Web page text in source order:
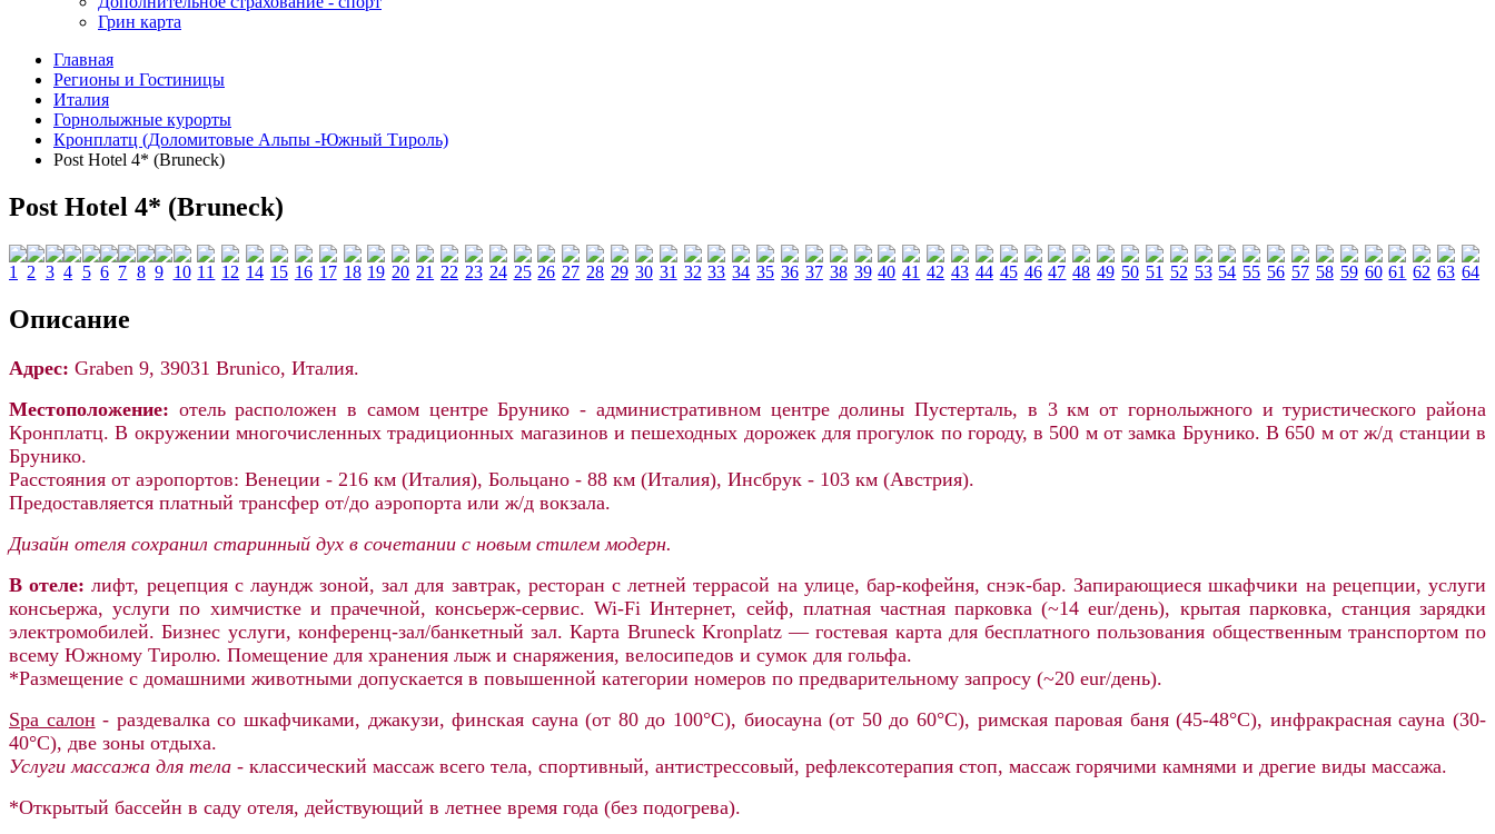
Грин карта
Главная
Регионы и Гостиницы
Италия
Горнолыжные курорты
Кронплатц (Доломитовые Альпы -Южный Тироль)
Post Hotel 4* (Bruneck)
Post Hotel 4* (Bruneck)
Описание
Адрес: Graben 9, 39031 Brunico, Италия.
Местоположение: отель расположен в самом центре Брунико - административном центре долины Пустерталь, в 3 км от горнолыжного и туристического района
Кронплатц.В окружении многочисленных традиционных магазинов и пешеходных дорожек для прогулок по городу, в 500 м от замка Брунико. В 650 м от ж/д станции в
Брунико.
Расстояния от аэропортов: Венеции - 216 км (Италия), Больцано - 88 км (Италия), Инсбрук - 103 км (Австрия).
Предоставляется платный трансфер от/до аэропорта или ж/д вокзала.
Дизайн отеля сохранил старинный дух в сочетании с новым стилем модерн.
В отеле: лифт, рецепция с лаундж зоной, зал для завтрак, ресторан с летней террасой на улице, бар-кофейня, снэк-бар. Запирающиеся шкафчики на рецепции, услуги
консьержа, услуги по химчистке и прачечной, консьерж-сервис. Wi-Fi Интернет, сейф, платная частная парковка (~14 eur/день), крытая парковка, станция зарядки
электромобилей. Бизнес услуги, конференц-зал/банкетный зал. Карта Bruneck Kronplatz — гостевая карта для бесплатного пользования общественным транспортом по
всему Южному Тиролю. Помещение для хранения лыж и снаряжения, велосипедов и сумок для гольфа.
*Размещение с домашними животными допускается в повышенной категории номеров по предварительному запросу (~20 eur/день).
Spa салон - раздевалка со шкафчиками, джакузи, финская сауна (от 80 до 100°C), биосауна (от 50 до 60°C), римская паровая баня (45-48°C), инфракрасная сауна (30-
40°C), две зоны отдыха.
Услуги массажа для тела - классический массаж всего тела, спортивный, антистрессовый, рефлексотерапия стоп, массаж горячими камнями и дрегие виды массажа.
*Открытый бассейн в саду отеля, действующий в летнее время года (без подогрева).